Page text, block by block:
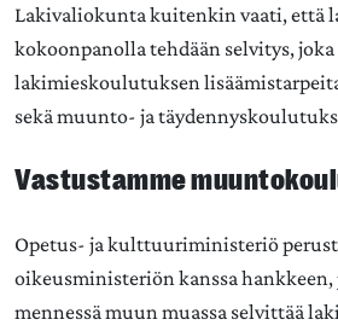
Lakivaliokunta kuitenkin vaati, että
kokoonpanolla tehdään selvitys, joka
lakimieskoulutuksen
sekä muunto- ja
Vastustamme
Opetus- ja kulttuuriministeriö
oikeusministeriön kanssa
mennessä muun muassa selvittää